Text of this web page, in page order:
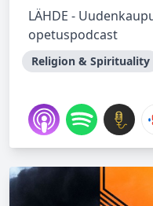
LÄHDE -
opetuspodcast
Religion & Spirituality